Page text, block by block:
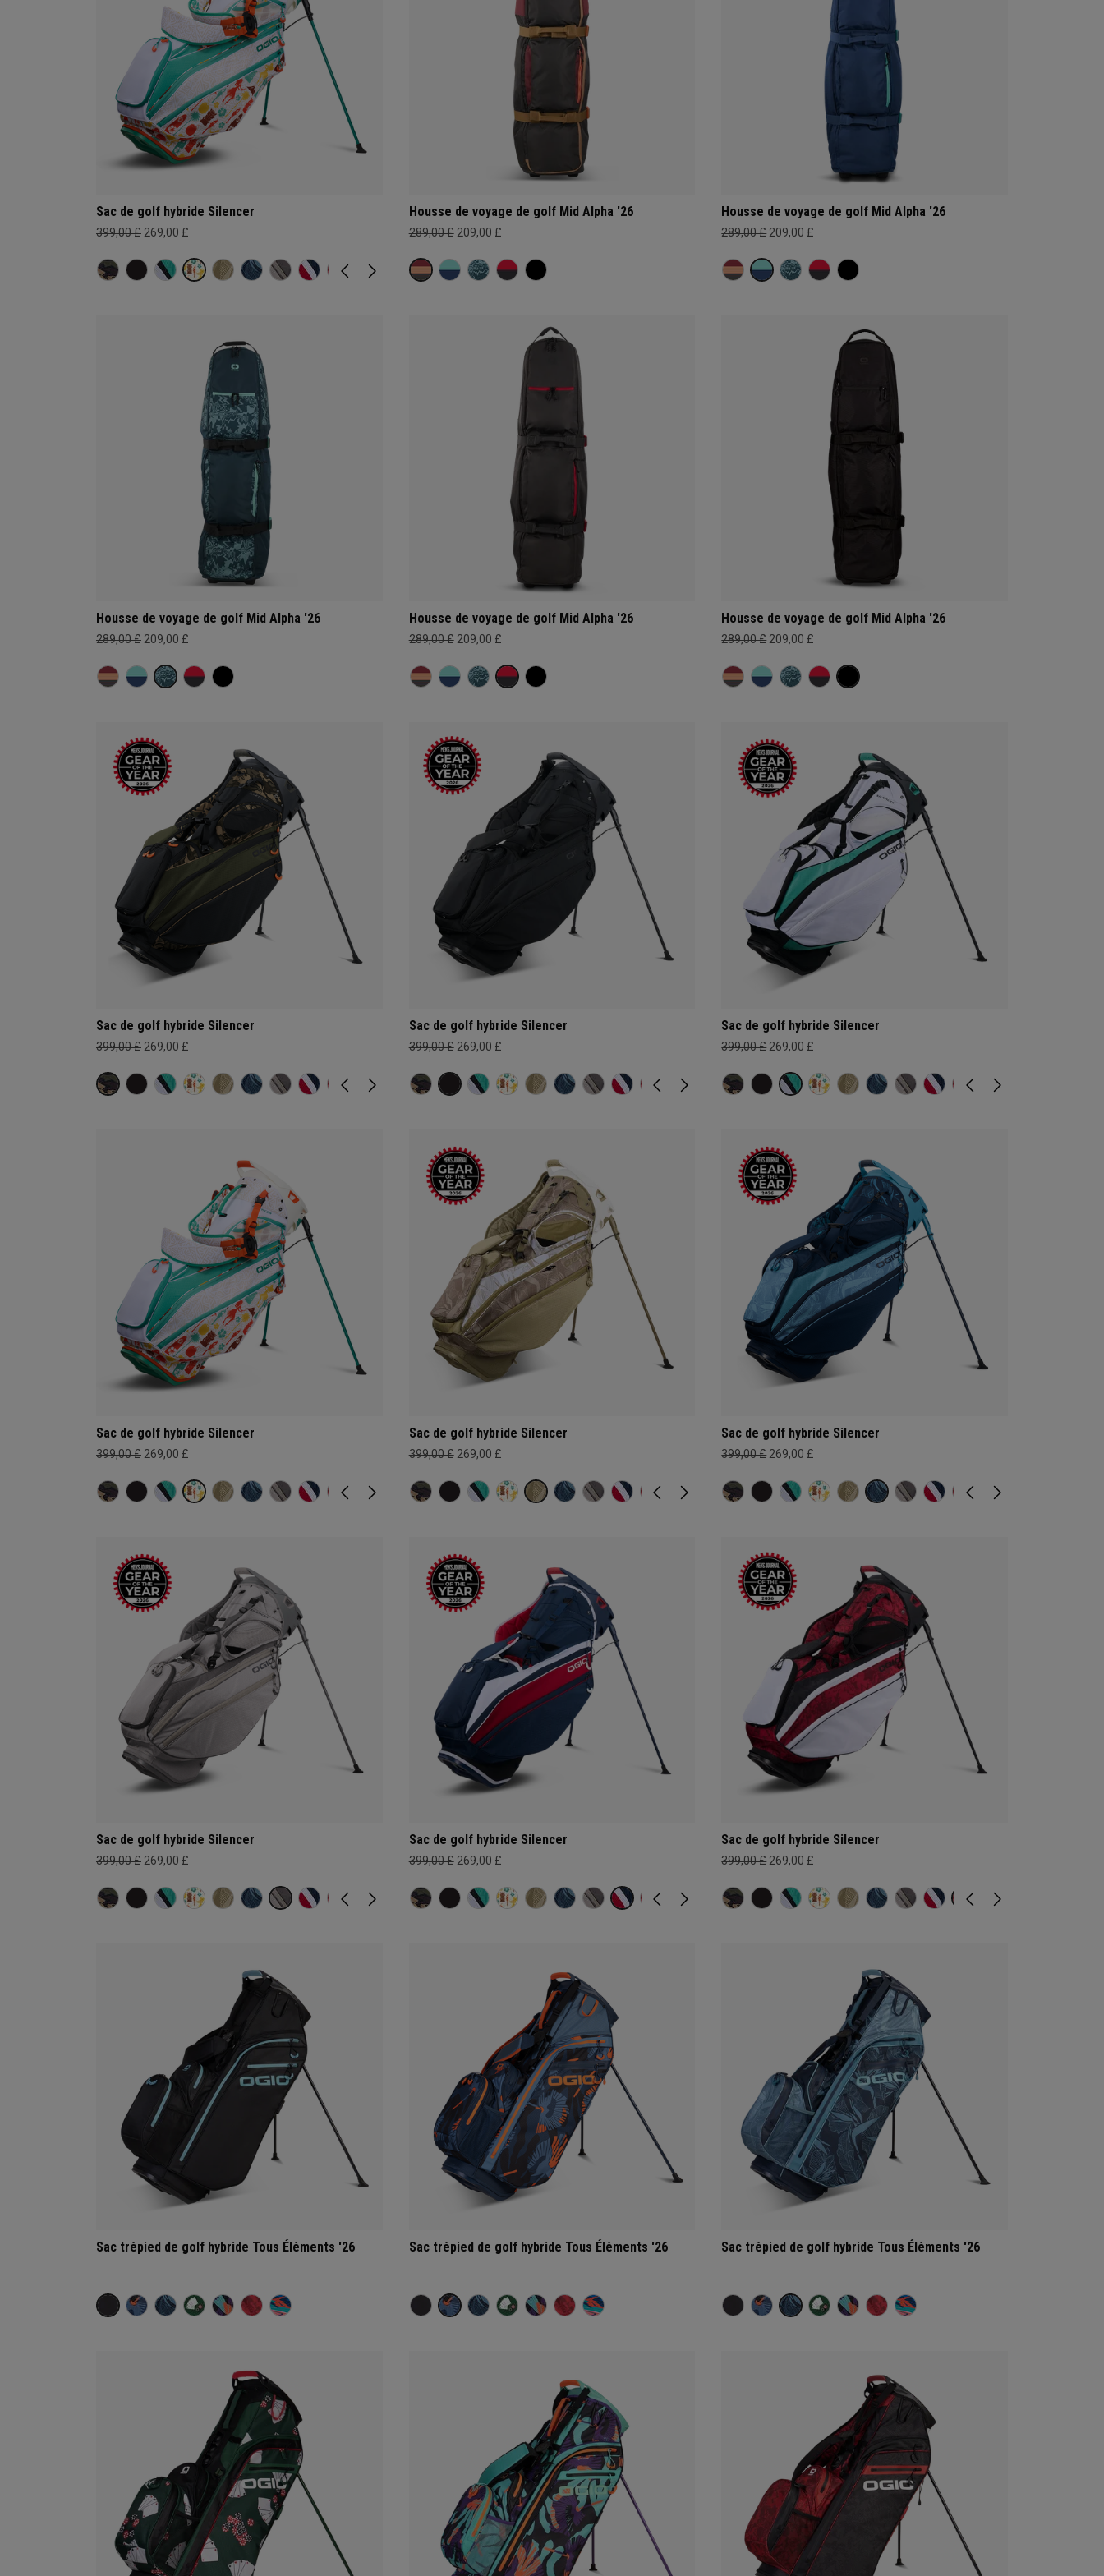
Sac de golf hybride Silencer
399,00 £ 269,00 £
Housse de voyage de golf Mid Alpha '26
289,00 £ 209,00 £
Housse de voyage de golf Mid Alpha '26
289,00 £ 209,00 £
Housse de voyage de golf Mid Alpha '26
289,00 £ 209,00 £
Housse de voyage de golf Mid Alpha '26
289,00 £ 209,00 £
Housse de voyage de golf Mid Alpha '26
289,00 £ 209,00 £
Sac de golf hybride Silencer
399,00 £ 269,00 £
Sac de golf hybride Silencer
399,00 £ 269,00 £
Sac de golf hybride Silencer
399,00 £ 269,00 £
Sac de golf hybride Silencer
399,00 £ 269,00 £
Sac de golf hybride Silencer
399,00 £ 269,00 £
Sac de golf hybride Silencer
399,00 £ 269,00 £
Sac de golf hybride Silencer
399,00 £ 269,00 £
Sac de golf hybride Silencer
399,00 £ 269,00 £
Sac de golf hybride Silencer
399,00 £ 269,00 £
Sac trépied de golf hybride Tous Éléments '26 Sac trépied de golf hybride Tous Éléments '26 Sac trépied de golf hybride Tous Éléments '26